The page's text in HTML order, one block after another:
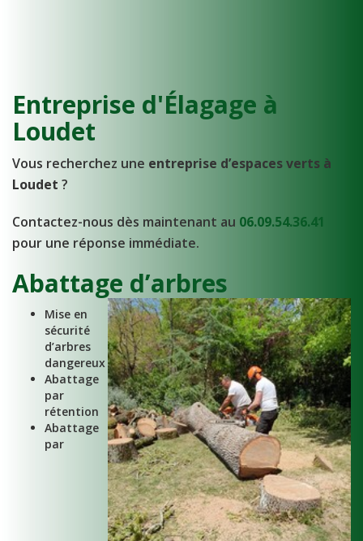
Entreprise d'Élagage à
Loudet
Vous recherchez une entreprise d’espaces verts à
Loudet ?
Contactez-nous dès maintenant au 06.09.54.36.41
pour une réponse immédiate.
Abattage d’arbres
Mise en
sécurité
d’arbres
dangereux
Abattage
par
rétention
Abattage
par